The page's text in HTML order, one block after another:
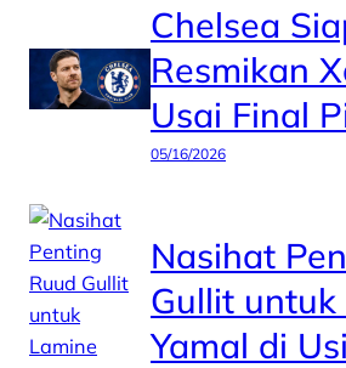
Chelsea
Resmikan
Usai Final
05/16/2026
Nasihat
Gullit untuk
Yamal di